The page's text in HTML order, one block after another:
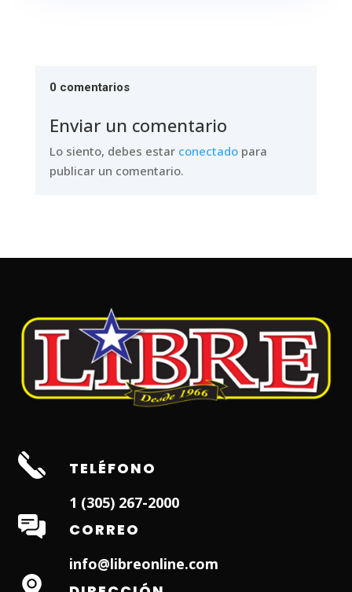
0 comentarios
Enviar un comentario
Lo siento, debes estar conectadopara
publicar un comentario.
TELÉFONO
1 (305) 267-2000
CORREO
info@libreonline.com